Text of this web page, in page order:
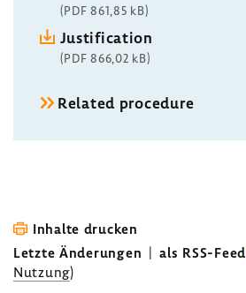
(PDF 861,85 kB)
Justification
(PDF 866,02 kB)
Related procedure
Inhalte drucken
Letzte Änderungen | als RSS-Feed
Nutzung)